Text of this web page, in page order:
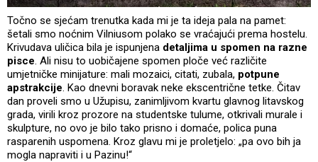
Točno se sjećam trenutka kada mi je ta ideja pala na pamet:
šetali smo noćnim Vilniusom polako se vraćajući prema hostelu.
Krivudava uličica bila je ispunjena detaljima u spomen na razne
pisce. Ali nisu to uobičajene spomen ploče već različite
umjetničke minijature: mali mozaici, citati, zubala, potpune
apstrakcije. Kao dnevni boravak neke ekscentrične tetke. Čitav
dan proveli smo u Užupisu, zanimljivom kvartu glavnog litavskog
grada, virili kroz prozore na studentske tulume, otkrivali murale i
skulpture, no ovo je bilo tako prisno i domaće, polica puna
rasparenih uspomena. Kroz glavu mi je proletjelo: „pa ovo bih ja
mogla napraviti i u Pazinu!“